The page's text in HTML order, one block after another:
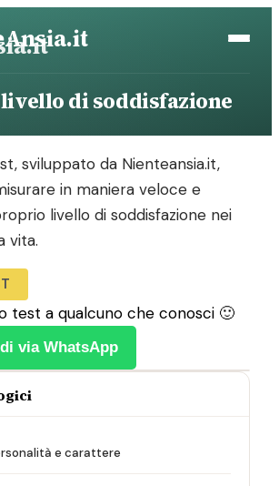
di soddisfazione
sviluppato da Nienteansia.it,
in maniera veloce e
livello di soddisfazione nei
vita.
test a qualcuno che conosci 🙂
via WhatsApp
e carattere